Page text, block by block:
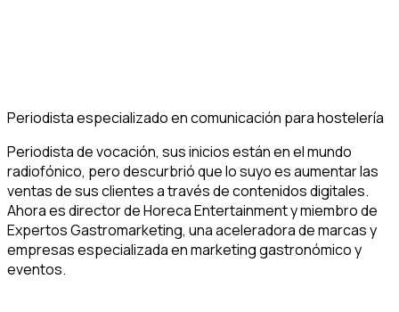
Periodista especializado en comunicación para hostelería
Periodista de vocación, sus inicios están en el mundo
radiofónico, pero descurbrió que lo suyo es aumentar las
ventas de sus clientes a través de contenidos digitales.
Ahora es director de Horeca Entertainment y miembro de
Expertos Gastromarketing, una aceleradora de marcas y
empresas especializada en marketing gastronómico y
eventos.